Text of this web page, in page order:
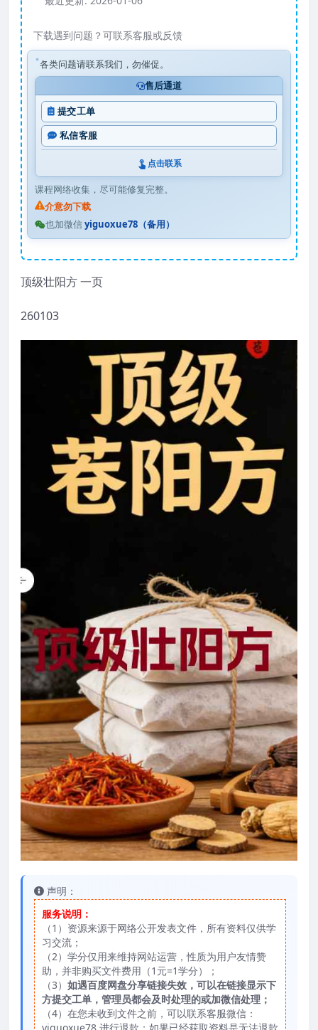
下载遇到问题？可联系客服或反馈
各类问题请联系我们，勿催促。
售后通道
提交工单
私信客服
点击联系
课程网络收集，尽可能修复完整。
介意勿下载
也加微信yiguoxue78（备用）
顶级壮阳方 一页
260103
声明：
服务说明：
（1）资源来源于网络公开发表文件，所有资料仅供学
习交流；
（2）学分仅用来维持网站运营，性质为用户友情赞
助，并非购买文件费用（1元=1学分）；
（3） 如遇百度网盘分享链接失效，可以在链接显示下
方提交工单，管理员都会及时处理的或加微信处理；
（4）在您未收到文件之前，可以联系客服微信：